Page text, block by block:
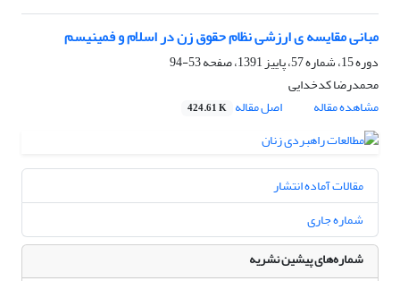
مبانی مقایسه ی ارزشی نظام حقوق زن در اسلام و فمینیسم
دوره 15، شماره 57، پاییز 1391، صفحه
53-94
محمدرضا کدخدایی
مشاهده مقاله
اصل مقاله 424.61 K
مقالات آماده انتشار
شماره جاری
شماره‌های پیشین نشریه